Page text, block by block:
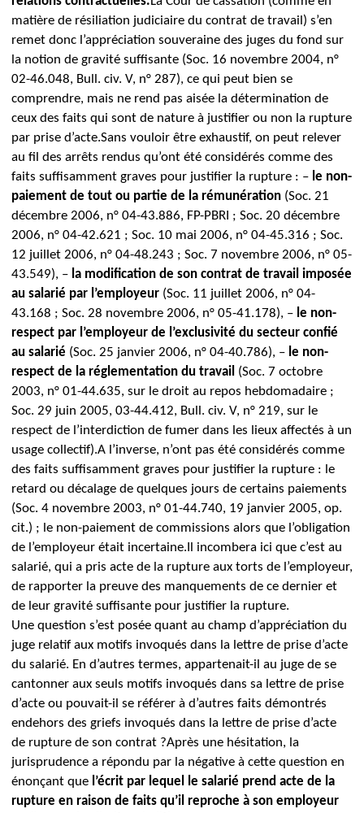
matière de résiliation judiciaire du contrat de travail) s’en
remet donc l’appréciation souveraine des juges du fond sur
la notion de gravité suffisante (Soc. 16 novembre 2004, n°
02-46.048, Bull. civ. V, n° 287), ce qui peut bien se
comprendre, mais ne rend pas aisée la détermination de
ceux des faits qui sont de nature à justifier ou non la rupture
par prise d’acte.Sans vouloir être exhaustif, on peut relever
au fil des arrêts rendus qu’ont été considérés comme des
faits suffisamment graves pour justifier la rupture : – le non-
paiement de tout ou partie de la rémunération (Soc. 21
décembre 2006, n° 04-43.886, FP-PBRI ; Soc. 20 décembre
2006, n° 04-42.621 ; Soc. 10 mai 2006, n° 04-45.316 ; Soc.
12 juillet 2006, n° 04-48.243 ; Soc. 7 novembre 2006, n° 05-
43.549), – la modification de son contrat de travail imposée
au salarié par l’employeur (Soc. 11 juillet 2006, n° 04-
43.168 ; Soc. 28 novembre 2006, n° 05-41.178), – le non-
respect par l’employeur de l’exclusivité du secteur confié
au salarié (Soc. 25 janvier 2006, n° 04-40.786), – le non-
respect de la réglementation du travail (Soc. 7 octobre
2003, n° 01-44.635, sur le droit au repos hebdomadaire ;
Soc. 29 juin 2005, 03-44.412, Bull. civ. V, n° 219, sur le
respect de l’interdiction de fumer dans les lieux affectés à un
usage collectif).A l’inverse, n’ont pas été considérés comme
des faits suffisamment graves pour justifier la rupture : le
retard ou décalage de quelques jours de certains paiements
(Soc. 4 novembre 2003, n° 01-44.740, 19 janvier 2005, op.
cit.) ; le non-paiement de commissions alors que l’obligation
de l’employeur était incertaine. Il incombera ici que c’est au
salarié, qui a pris acte de la rupture aux torts de l’employeur,
de rapporter la preuve des manquements de ce dernier et
de leur gravité suffisante pour justifier la rupture.
Une question s’est posée quant au champ d’appréciation du
juge relatif aux motifs invoqués dans la lettre de prise d’acte
du salarié. En d’autres termes, appartenait-il au juge de se
cantonner aux seuls motifs invoqués dans sa lettre de prise
d’acte ou pouvait-il se référer à d’autres faits démontrés
endehors des griefs invoqués dans la lettre de prise d’acte
de rupture de son contrat ?Après une hésitation, la
jurisprudence a répondu par la négative à cette question en
énonçant que l’écrit par lequel le salarié prend acte de la
rupture en raison de faits qu’il reproche à son employeur